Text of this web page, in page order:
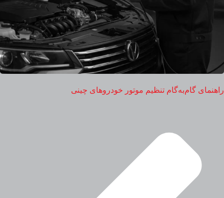
راهنمای گام‌به‌گام تنظیم موتور خودروهای چینی